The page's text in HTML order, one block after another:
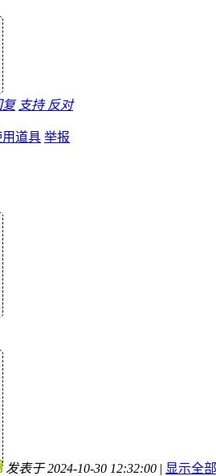
复 支持 反对
用道具 举报
发表于 2024-10-30 12:32:00 | 显示全